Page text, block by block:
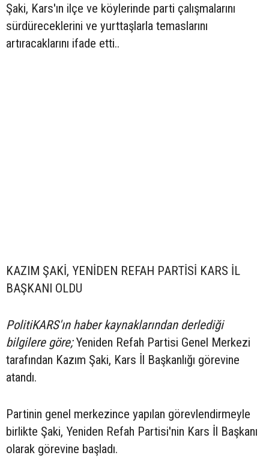
Şaki, Kars'ın ilçe ve köylerinde parti çalışmalarını
sürdüreceklerini ve yurttaşlarla temaslarını
artıracaklarını ifade etti..
KAZIM ŞAKİ, YENİDEN REFAH PARTİSİ KARS İL
BAŞKANI OLDU
PolitiKARS'ın haber kaynaklarından derlediği
bilgilere göre;Yeniden Refah Partisi Genel Merkezi
tarafından Kazım Şaki, Kars İl Başkanlığı görevine
atandı.
Partinin genel merkezince yapılan görevlendirmeyle
birlikte Şaki, Yeniden Refah Partisi'nin Kars İl Başkanı
olarak görevine başladı.